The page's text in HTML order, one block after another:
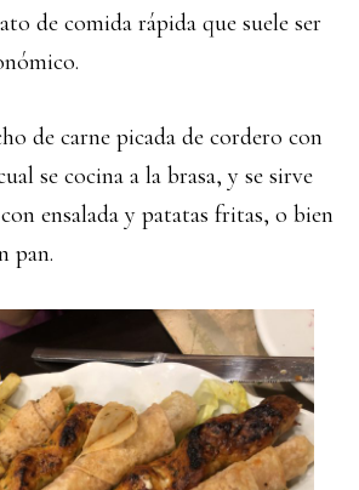
de comida rápida que suele ser
de carne picada de cordero con
se cocina a la brasa, y se sirve
ensalada y patatas fritas, o bien
pan.